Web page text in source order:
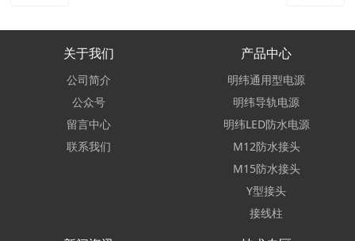
关于我们
公司简介
公众号
留言中心
联系我们
产品中心
明纬通用型电源
明纬导轨电源
明纬LED防水电源
M12防水接头
M15防水接头
Y型接头
接线柱